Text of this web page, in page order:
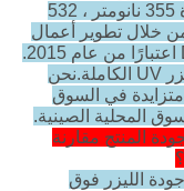
بالليزر ، بما في ذلك الطول الموجي المرآة 355 نانومتر ، 532
و 10.6 ميكرومتر.من خلال تطوير أعمال
شركتنا ، نقوم بالبحث وتطوير ليزر DPSS اعتبارًا من عام 2015.
وفي الوقت نفسه ، نقدم آلات التعليم بالليزر UV الكاملة.نحن
في السوق
المنتج مقارنة
الليزر فوق